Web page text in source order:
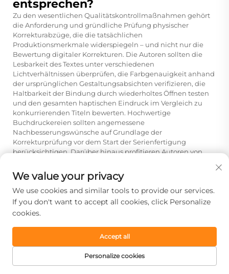
entsprechen?
Zu den wesentlichen Qualitätskontrollmaßnahmen gehört
die Anforderung und gründliche Prüfung physischer
Korrekturabzüge, die die tatsächlichen
Produktionsmerkmale widerspiegeln – und nicht nur die
Bewertung digitaler Korrekturen. Die Autoren sollten die
Lesbarkeit des Textes unter verschiedenen
Lichtverhältnissen überprüfen, die Farbgenauigkeit anhand
der ursprünglichen Gestaltungsabsichten verifizieren, die
Haltbarkeit der Bindung durch wiederholtes Öffnen testen
und den gesamten haptischen Eindruck im Vergleich zu
konkurrierenden Titeln bewerten. Hochwertige
Buchdruckereien sollten angemessene
Nachbesserungswünsche auf Grundlage der
Korrekturprüfung vor dem Start der Serienfertigung
berücksichtigen. Darüber hinaus profitieren Autoren von
Zielgruppenleser oder Einzelhandelskäufer physische
Korrekturabzüge begutachten, um Qualitätsmängel zu
identifizieren, die Autoren möglicherweise aufgrund ihrer
Vertrautheit mit dem eigenen Inhalt übersehen. Diese
mehrperspektivische Bewertung erfasst potenzielle
die Kundenzufriedenheit auswirken.
Zurück:Was sind die wichtigsten Vorteile einer Zusammenarbeit mit einer professionellen Buchdruckerei für Ihre Publikation?
We value your privacy
We use cookies and similar tools to provide our services.
If you don't want to accept all cookies, click Personalize
cookies.
Personalize cookies
Accept all